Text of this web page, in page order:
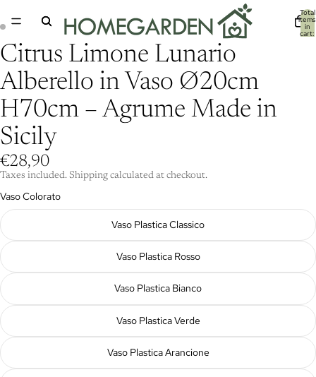
Total
items
in
cart:
Citrus Limone Lunario
Alberello in Vaso Ø20cm
H70cm – Agrume Made in
Sicily
€28,90
Taxes included. Shipping calculated at checkout.
Vaso Colorato
Vaso Plastica Classico
Vaso Plastica Rosso
Vaso Plastica Bianco
Vaso Plastica Verde
Vaso Plastica Arancione